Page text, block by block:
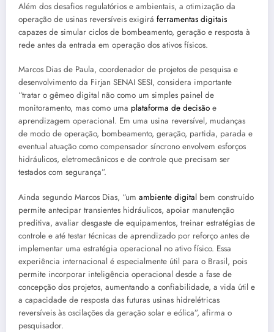
Além dos desafios regulatórios e ambientais, a otimização da
operação de usinas reversíveis exigirá ferramentas digitais
capazes de simular ciclos de bombeamento, geração e resposta à
rede antes da entrada em operação dos ativos físicos.
Marcos Dias de Paula, coordenador de projetos de pesquisa e
desenvolvimento da Firjan SENAI SESI, considera importante
“tratar o gêmeo digital não como um simples painel de
monitoramento, mas como uma plataforma de decisão e
aprendizagem operacional. Em uma usina reversível, mudanças
de modo de operação, bombeamento, geração, partida, parada e
eventual atuação como compensador síncrono envolvem esforços
hidráulicos, eletromecânicos e de controle que precisam ser
testados com segurança”.
Ainda segundo Marcos Dias, “um ambiente digital bem construído
permite antecipar transientes hidráulicos, apoiar manutenção
preditiva, avaliar desgaste de equipamentos, treinar estratégias de
controle e até testar técnicas de aprendizado por reforço antes de
implementar uma estratégia operacional no ativo físico. Essa
experiência internacional é especialmente útil para o Brasil, pois
permite incorporar inteligência operacional desde a fase de
concepção dos projetos, aumentando a confiabilidade, a vida útil e
a capacidade de resposta das futuras usinas hidrelétricas
reversíveis às oscilações da geração solar e eólica”, afirma o
pesquisador.